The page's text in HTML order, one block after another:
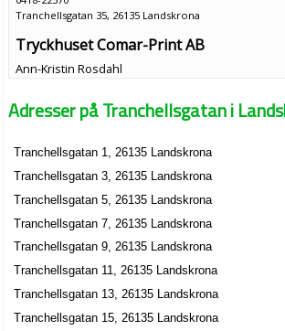
Tranchellsgatan 35, 26135 Landskrona
Tryckhuset Comar-Print AB
Ann-Kristin Rosdahl
Tranchellsgatan 35, 26135 Landskrona
Tranchellsgatan 41 A Lgh 1001, 26135 Landskrona
Fasad och Fastighetsservice i Skåne HB
Ulf Peter Mikael Albihn
Tranchellsgatan 41 B, 26135 Landskrona
F.H Bygg, svets och montage HB
Flamur Qupevaj
Adresser på Tranchellsgatan i
Tranchellsgatan 1, 26135 Landskrona
Tranchellsgatan 3, 26135 Landskrona
Tranchellsgatan 5, 26135 Landskrona
Tranchellsgatan 7, 26135 Landskrona
Tranchellsgatan 9, 26135 Landskrona
Tranchellsgatan 11, 26135 Landskrona
Tranchellsgatan 13, 26135 Landskrona
Tranchellsgatan 15, 26135 Landskrona